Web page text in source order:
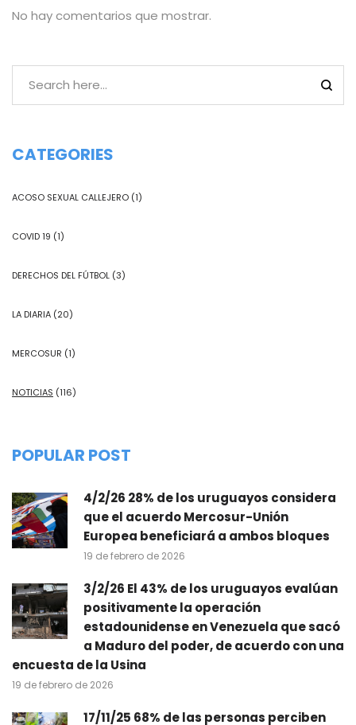
No hay comentarios que mostrar.
CATEGORIES
ACOSO SEXUAL CALLEJERO (1)
COVID 19 (1)
DERECHOS DEL FÚTBOL (3)
LA DIARIA (20)
MERCOSUR (1)
NOTICIAS (116)
POPULAR POST
4/2/26 28% de los uruguayos considera
que el acuerdo Mercosur-Unión
Europea beneficiará a ambos bloques
19 de febrero de 2026
3/2/26 El 43% de los uruguayos evalúan
positivamente la operación
estadounidense en Venezuela que sacó
a Maduro del poder, de acuerdo con una
encuesta de la Usina
19 de febrero de 2026
17/11/25 68% de las personas perciben